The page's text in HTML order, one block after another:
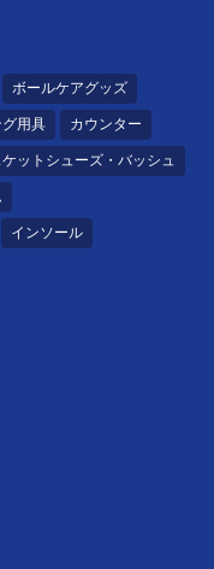
ボールケアグッズ
グ用具 カウンター
ットシューズ・バッシュ
インソール